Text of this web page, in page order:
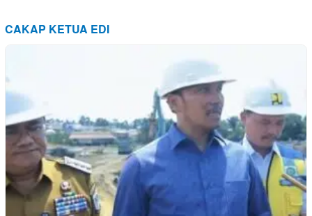
CAKAP KETUA EDI